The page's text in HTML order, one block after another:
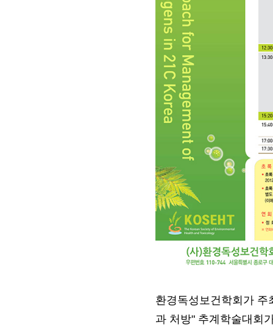
환경독성보건학회가
과 처방" 추계학술대회